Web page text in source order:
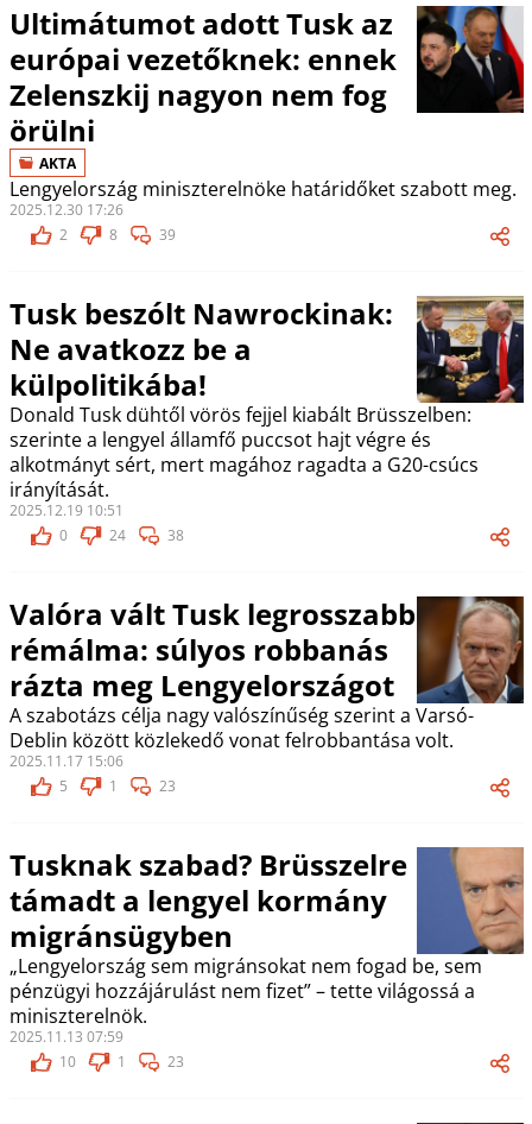
Ultimátumot adott Tusk az
európai vezetőknek: ennek
Zelenszkij nagyon nem fog
örülni
AKTA
Lengyelország miniszterelnöke határidőket szabott meg.
2025.12.30 17:26
2
8 39
Tusk beszólt Nawrockinak:
Ne avatkozz be a
külpolitikába!
Donald Tusk dühtől vörös fejjel kiabált Brüsszelben:
szerinte a lengyel államfő puccsot hajt végre és
alkotmányt sért, mert magához ragadta a G20-csúcs
irányítását.
2025.12.19 10:51
0
24 38
Valóra vált Tusk legrosszabb
rémálma: súlyos robbanás
rázta meg Lengyelországot
A szabotázs célja nagy valószínűség szerint a Varsó-
Deblin között közlekedő vonat felrobbantása volt.
2025.11.17 15:06
5
1 23
Tusknak szabad? Brüsszelre
támadt a lengyel kormány
migránsügyben
„Lengyelország sem migránsokat nem fogad be, sem
pénzügyi hozzájárulást nem fizet” – tette világossá a
miniszterelnök.
2025.11.13 07:59
10
1 23